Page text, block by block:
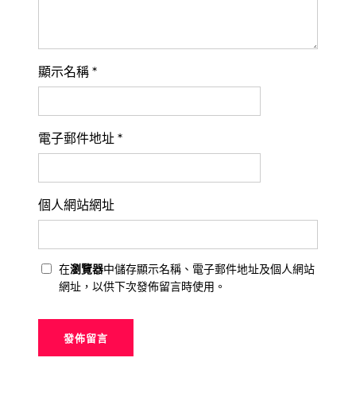
顯示名稱 *
電子郵件地址 *
個人網站網址
在瀏覽器中儲存顯示名稱、電子郵件地址及個人網站
網址，以供下次發佈留言時使用。